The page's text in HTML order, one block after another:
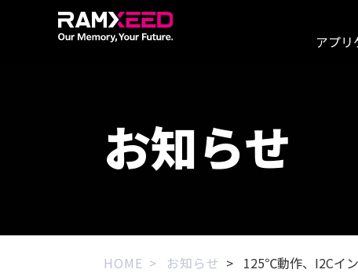
アプリ
お知らせ
HOME お知らせ 125℃動作、I2Cイ